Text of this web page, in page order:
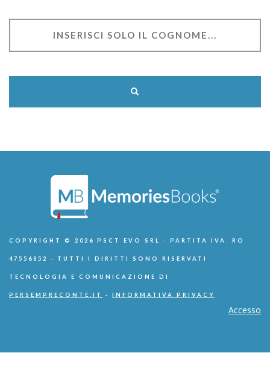
COPYRIGHT © 2026 PSCT EVO SRL - PARTITA IVA: RO
47556852 - TUTTI I DIRITTI SONO RISERVATI
TECNOLOGIA E COMUNICAZIONE DI
PERSEMPRECONTE.IT - INFORMATIVA PRIVACY
Accesso